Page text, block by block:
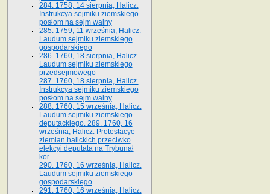
284. 1758, 14 sierpnia, Halicz.
Instrukcya sejmiku ziemskiego
posłom na sejm walny
285. 1759, 11 września, Halicz.
Laudum sejmiku ziemskiego
gospodarskiego
286. 1760, 18 sierpnia, Halicz.
Laudum sejmiku ziemskiego
przedsejmowego
287. 1760, 18 sierpnia, Halicz.
Instrukcya sejmiku ziemskiego
posłom na sejm walny
288. 1760, 15 września, Halicz.
Laudum sejmiku ziemskiego
deputackiego. 289. 1760, 16
września, Halicz. Protestacye
ziemian halickich przeciwko
elekcyi deputata na Trybunał
kor.
290. 1760, 16 września, Halicz.
Laudum sejmiku ziemskiego
gospodarskiego
291. 1760, 16 września, Halicz.